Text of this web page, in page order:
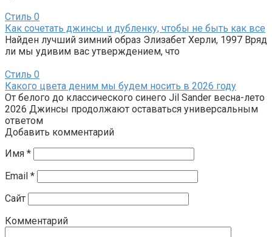
Стиль 0
Как сочетать джинсы и дубленку, чтобы не быть как все
Найден лучший зимний образ Элизабет Херли, 1997 Вряд
ли мы удивим вас утверждением, что
Стиль 0
Какого цвета деним мы будем носить в 2026 году
От белого до классического синего Jil Sander весна-лето
2026 Джинсы продолжают оставаться универсальным
ответом
Добавить комментарий
Имя *
Email *
Сайт
Комментарий